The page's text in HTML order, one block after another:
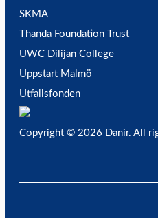
SKMA
Thanda Foundation Trust
UWC Dilijan College
Uppstart Malmö
Utfallsfonden
Copyright © 2026 Danir. All